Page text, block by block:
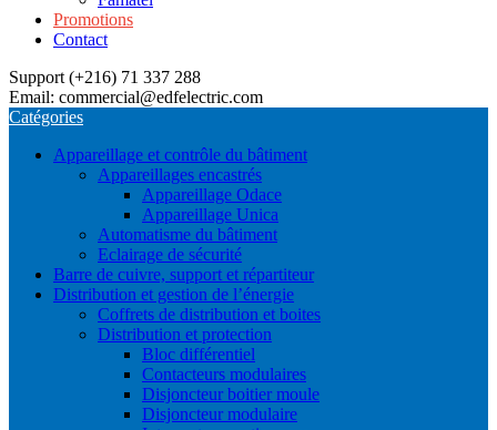
Promotions
Contact
Support (+216) 71 337 288
Email: commercial@edfelectric.com
Catégories
Appareillage et contrôle du bâtiment
Appareillages encastrés
Appareillage Odace
Appareillage Unica
Automatisme du bâtiment
Eclairage de sécurité
Barre de cuivre, support et répartiteur
Distribution et gestion de l’énergie
Coffrets de distribution et boites
Distribution et protection
Bloc différentiel
Contacteurs modulaires
Disjoncteur boitier moule
Disjoncteur modulaire